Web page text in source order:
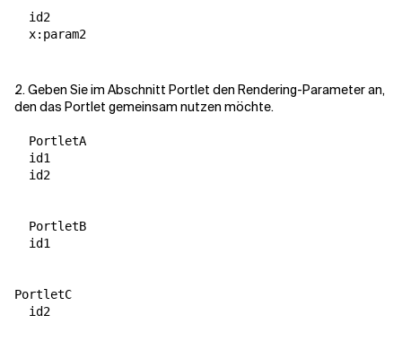
  id2
  x:param2
2. Geben Sie im Abschnitt Portlet den Rendering-Parameter an,
den das Portlet gemeinsam nutzen möchte.
  PortletA
  id1
  id2
  PortletB
  id1
PortletC